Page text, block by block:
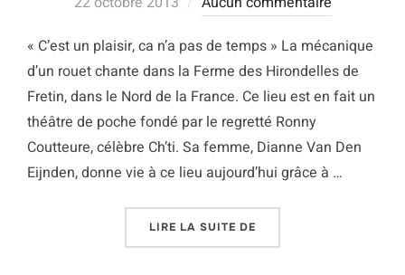
« C’est un plaisir, ca n’a pas de temps » La mécanique
d’un rouet chante dans la Ferme des Hirondelles de
Fretin, dans le Nord de la France. Ce lieu est en fait un
théâtre de poche fondé par le regretté Ronny
Coutteure, célèbre Ch’ti. Sa femme, Dianne Van Den
Eijnden, donne vie à ce lieu aujourd’hui grâce à …
LIRE LA SUITE DE